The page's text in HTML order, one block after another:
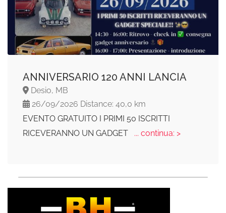
ANNIVERSARIO 120 ANNI LANCIA
Desio, MB
26/09/2026 Distance: 40,0 km
EVENTO GRATUITO I PRIMI 50 ISCRITTI
RICEVERANNO UN GADGET
... continua: >